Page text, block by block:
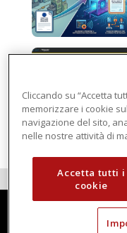
Cliccando su “Accetta
memorizzare i cookie
navigazione del sito,
nelle nostre attività di
Accetta tutti i
cookie